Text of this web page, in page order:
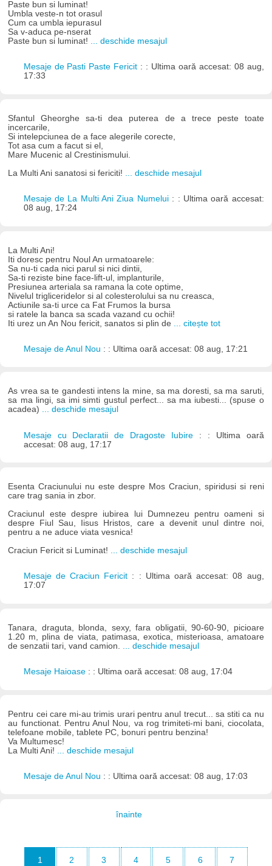
Paste bun si luminat!
Umbla veste-n tot orasul
Cum ca umbla iepurasul
Sa v-aduca pe-nserat
Paste bun si luminat! ... deschide mesajul
Mesaje de Pasti Paste Fericit : : Ultima oară accesat: 08 aug,
17:33
Sfantul Gheorghe sa-ti dea puterea de a trece peste toate
incercarile,
Si intelepciunea de a face alegerile corecte,
Tot asa cum a facut si el,
Mare Mucenic al Crestinismului.
La Multi Ani sanatosi si fericiti!
... deschide mesajul
Mesaje de La Multi Ani Ziua Numelui : : Ultima oară accesat:
08 aug, 17:24
La Multi Ani!
Iti doresc pentru Noul An urmatoarele:
Sa nu-ti cada nici parul si nici dintii,
Sa-ti reziste bine face-lift-ul, implanturile,
Presiunea arteriala sa ramana la cote optime,
Nivelul trigliceridelor si al colesterolului sa nu creasca,
Actiunile sa-ti urce ca Fat Frumos la bursa
si ratele la banca sa scada vazand cu ochii!
Iti urez un An Nou fericit, sanatos si plin de
... citește tot
Mesaje de Anul Nou : : Ultima oară accesat: 08 aug, 17:21
As vrea sa te gandesti intens la mine, sa ma doresti, sa ma saruti,
sa ma lingi, sa imi simti gustul perfect... sa ma iubesti... (spuse o
acadea) ... deschide mesajul
Mesaje cu Declaratii de Dragoste Iubire : : Ultima oară
accesat: 08 aug, 17:17
Esenta Craciunului nu este despre Mos Craciun, spiridusi si reni
care trag sania in zbor.
Craciunul este despre iubirea lui Dumnezeu pentru oameni si
despre Fiul Sau, Iisus Hristos, care a devenit unul dintre noi,
pentru a ne aduce viata vesnica!
Craciun Fericit si Luminat! ... deschide mesajul
Mesaje de Craciun Fericit : : Ultima oară accesat: 08 aug,
17:07
Tanara, draguta, blonda, sexy, fara obligatii, 90-60-90, picioare
1.20 m, plina de viata, patimasa, exotica, misterioasa, amatoare
de senzatii tari, vand camion.
... deschide mesajul
Mesaje Haioase : : Ultima oară accesat: 08 aug, 17:04
Pentru cei care mi-au trimis urari pentru anul trecut... sa stiti ca nu
au functionat. Pentru Anul Nou, va rog trimiteti-mi bani, ciocolata,
telefoane mobile, tablete PC, bonuri pentru benzina!
Va Multumesc!
La Multi Ani!
... deschide mesajul
Mesaje de Anul Nou : : Ultima oară accesat: 08 aug, 17:03
înainte
1 2 3 4 5 6 7